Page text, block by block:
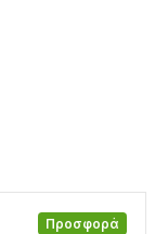
Προσφορά